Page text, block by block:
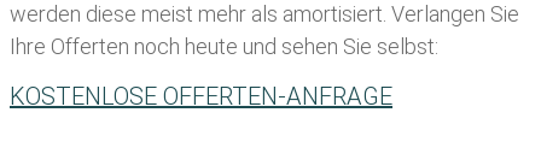
werden diese meist mehr als amortisiert. Verlangen Sie
Ihre Offerten noch heute und sehen Sie selbst:
KOSTENLOSE OFFERTEN-ANFRAGE